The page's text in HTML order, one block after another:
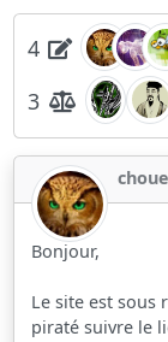
4
3
Bonjour,
Le site est sous
piraté suivre le